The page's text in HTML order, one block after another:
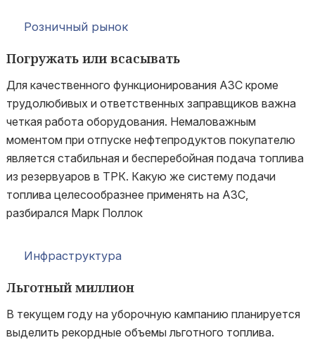
Розничный рынок
Погружать или всасывать
Для качественного функционирования АЗС кроме
трудолюбивых и ответственных заправщиков важна
четкая работа оборудования. Немаловажным
моментом при отпуске нефтепродуктов покупателю
является стабильная и бесперебойная подача топлива
из резервуаров в ТРК. Какую же систему подачи
топлива целесообразнее применять на АЗС,
разбирался Марк Поллок
Инфраструктура
Льготный миллион
В текущем году на уборочную кампанию планируется
выделить рекордные объемы льготного топлива.